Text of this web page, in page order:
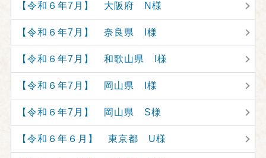
【令和６年7月】 大阪府 N様
【令和６年7月】 奈良県 I様
【令和６年7月】 和歌山県 I様
【令和６年7月】 岡山県 I様
【令和６年7月】 岡山県 S様
【令和６年６月】 東京都 U様